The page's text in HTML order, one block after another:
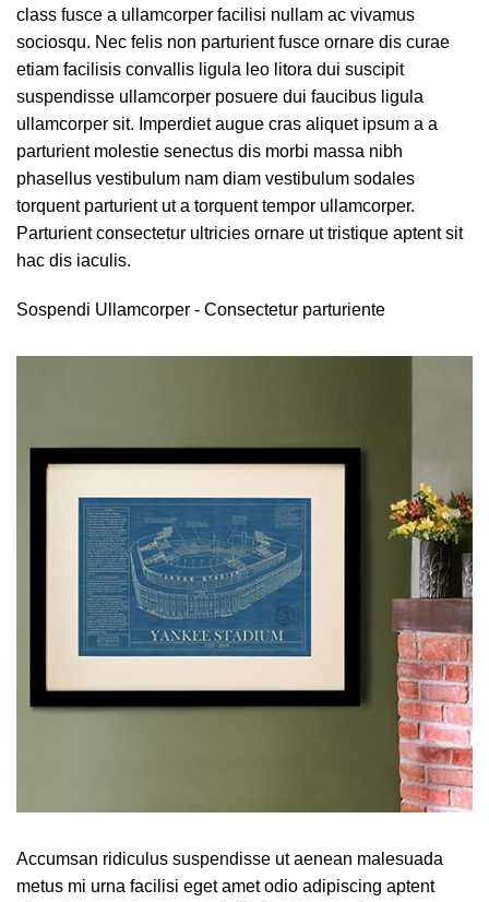
class fusce a ullamcorper facilisi nullam ac vivamus
sociosqu. Nec felis non parturient fusce ornare dis curae
etiam facilisis convallis ligula leo litora dui suscipit
suspendisse ullamcorper posuere dui faucibus ligula
ullamcorper sit. Imperdiet augue cras aliquet ipsum a a
parturient molestie senectus dis morbi massa nibh
phasellus vestibulum nam diam vestibulum sodales
torquent parturient ut a torquent tempor ullamcorper.
Parturient consectetur ultricies ornare ut tristique aptent sit
hac dis iaculis.
Sospendi Ullamcorper - Consectetur parturiente
Accumsan ridiculus suspendisse ut aenean malesuada
metus mi urna facilisi eget amet odio adipiscing aptent